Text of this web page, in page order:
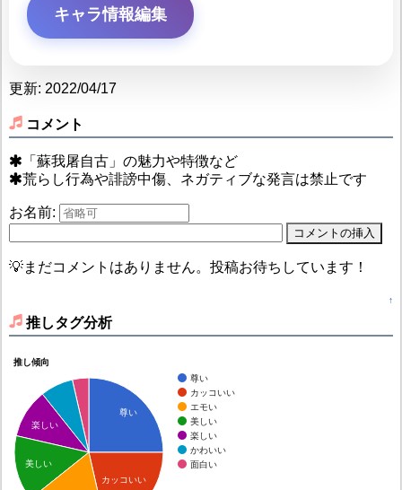
キャラ情報編集
更新: 2022/04/17
コメント
「蘇我屠自古」の魅力や特徴など
荒らし行為や誹謗中傷、ネガティブな発言は禁止です
お名前:
💡まだコメントはありません。投稿お待ちしています！
↑
推しタグ分析
推し傾向
尊い
カッコいい
エモい
美しい
楽しい
かわいい
面白い
尊い
カッコいい
楽しい
美しい